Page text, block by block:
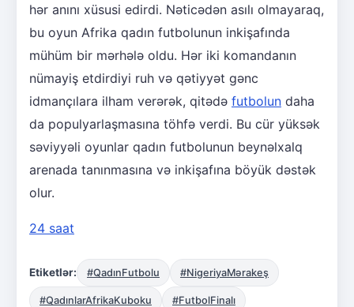
hər anını xüsusi edirdi. Nəticədən asılı olmayaraq,
bu oyun Afrika qadın futbolunun inkişafında
mühüm bir mərhələ oldu. Hər iki komandanın
nümayiş etdirdiyi ruh və qətiyyət gənc
idmançılara ilham verərək, qitədə futbolun daha
da populyarlaşmasına töhfə verdi. Bu cür yüksək
səviyyəli oyunlar qadın futbolunun beynəlxalq
arenada tanınmasına və inkişafına böyük dəstək
olur.
24 saat
Etiketlər: #QadınFutbolu #NigeriyaMərakeş
#QadınlarAfrikaKuboku #FutbolFinalı